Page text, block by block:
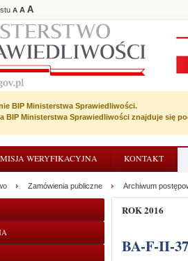
A A A
BIP Ministerstwa Sprawiedliwości.
BIP Ministerstwa Sprawiedliwości znajduje się
WERYFIKACYJNA KONTAKT
Zamówienia publiczne Archiwum
ROK 2016
BA-F-II-